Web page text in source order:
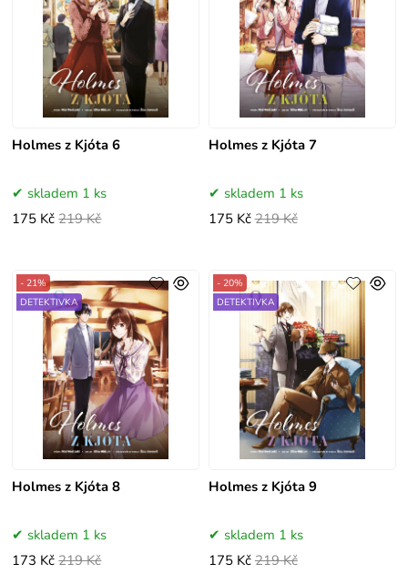
Holmes z Kjóta 6
skladem 1 ks
175 Kč 219 Kč
Holmes z Kjóta 7
skladem 1 ks
175 Kč 219 Kč
Holmes z Kjóta 8
- 21%
DETEKTIVKA
skladem 1 ks
173 Kč 219 Kč
Holmes z Kjóta 9
- 20%
DETEKTIVKA
skladem 1 ks
175 Kč 219 Kč